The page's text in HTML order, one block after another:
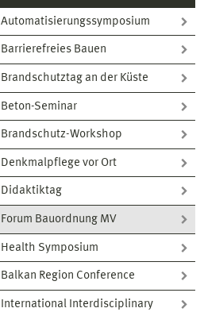
Automatisierungssymposium
Barrierefreies Bauen
Brandschutztag an der Küste
Beton-Seminar
Brandschutz-Workshop
Denkmalpflege vor Ort
Didaktiktag
Forum Bauordnung MV
Health Symposium
Balkan Region Conference
International Interdisciplinary